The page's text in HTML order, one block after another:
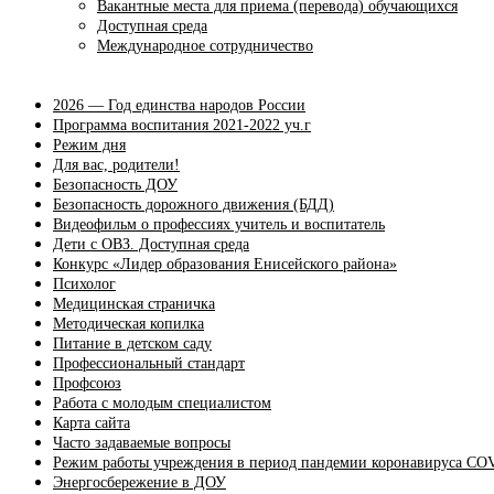
Вакантные места для приема (перевода) обучающихся
Доступная среда
Международное сотрудничество
2026 — Год единства народов России
Программа воспитания 2021-2022 уч.г
Режим дня
Для вас, родители!
Безопасность ДОУ
Безопасность дорожного движения (БДД)
Видеофильм о профессиях учитель и воспитатель
Дети с ОВЗ. Доступная среда
Конкурс «Лидер образования Енисейского района»
Психолог
Медицинская страничка
Методическая копилка
Питание в детском саду
Профессиональный стандарт
Профсоюз
Работа с молодым специалистом
Карта сайта
Часто задаваемые вопросы
Режим работы учреждения в период пандемии коронавируса
Энергосбережение в ДОУ